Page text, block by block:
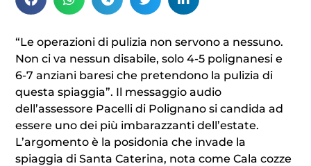
“Le operazioni di pulizia non servono a nessuno.
Non ci va nessun disabile, solo 4-5 polignanesi e
6-7 anziani baresi che pretendono la pulizia di
questa spiaggia”. Il messaggio audio
dell’assessore Pacelli di Polignano si candida ad
essere uno dei più imbarazzanti dell’estate.
L’argomento è la posidonia che invade la
spiaggia di Santa Caterina, nota come Cala cozze